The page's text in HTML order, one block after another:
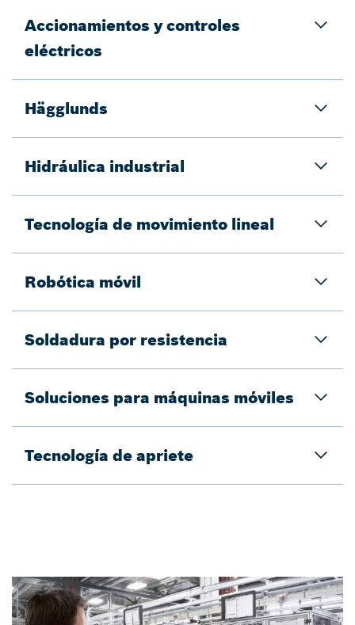
Accionamientos y controles
eléctricos
Hägglunds
Hidráulica industrial
Tecnología de movimiento lineal
Robótica móvil
Soldadura por resistencia
Soluciones para máquinas móviles​
Tecnología de apriete